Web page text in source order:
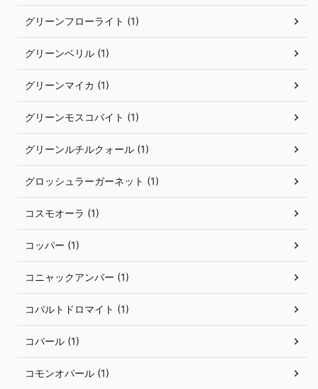
グリーンフローライト (1)
グリーンベリル (1)
グリーンマイカ (1)
グリーンモスコバイト (1)
グリーンルチルクォール (1)
グロッシュラーガーネット (1)
コスモオーラ (1)
コッパー (1)
コニャックアンバー (1)
コバルトドロマイト (1)
コパール (1)
コモンオパール (1)